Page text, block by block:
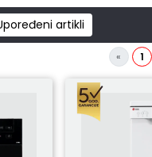
artikli
« 1